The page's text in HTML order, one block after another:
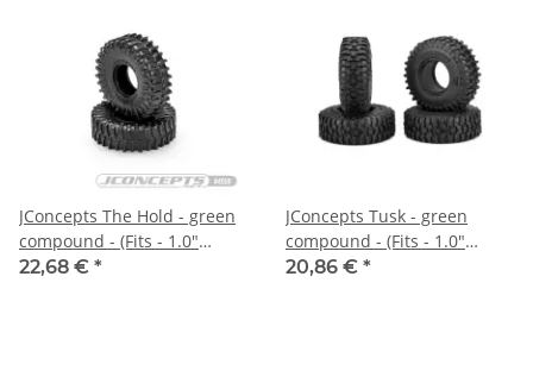
JConcepts The Hold - green
compound - (Fits - 1.0"
SCX24 wheel) - 63mm OD
22,68 € *
JConcepts Tusk - green
compound - (Fits - 1.0"
SCX24 wheel)
20,86 € *